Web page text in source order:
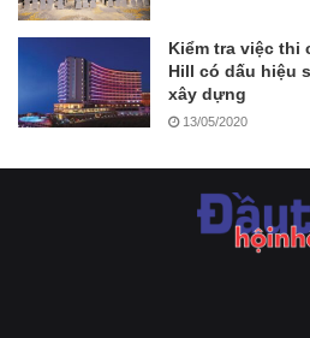
Kiểm tra việc thi
Hill có dấu hiệu
xây dựng
13/05/2020